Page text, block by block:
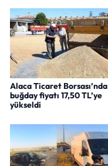
Alaca Ticaret Borsası’nda
buğday fiyatı 17,50 TL’ye
yükseldi